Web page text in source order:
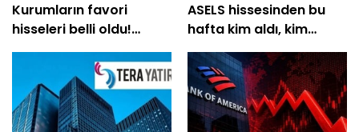
Kurumların favori
hisseleri belli oldu!
Yüzde 200'e yakın getiri
ASELS hissesinden bu
hafta kim aldı, kim
sattı?